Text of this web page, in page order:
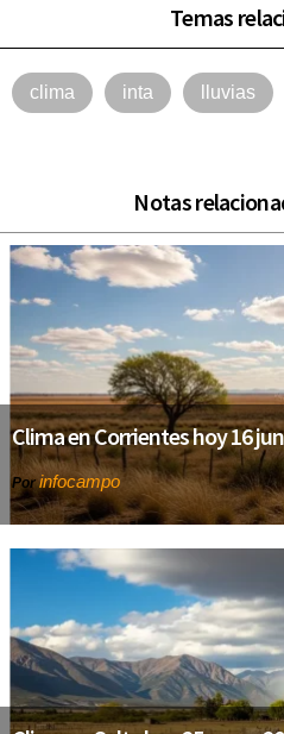
Temas
clima inta lluvias
Notas
Clima en Corrientes hoy 16
Porinfocampo